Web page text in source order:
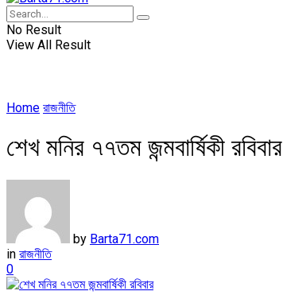
No Result
View All Result
Home রাজনীতি
শেখ মনির ৭৭তম জন্মবার্ষিকী রবিবার
by Barta71.com
in রাজনীতি
0